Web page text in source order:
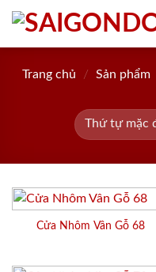
Skip
content
Trang chủ / Sản phẩm
Cửa Nhôm Vân Gỗ 68